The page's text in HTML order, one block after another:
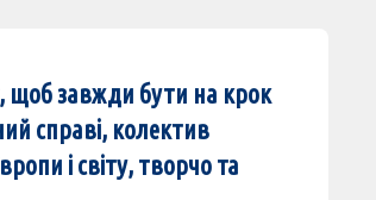
щоб завжди бути на крок
справi, колектив
і світу, творчо та